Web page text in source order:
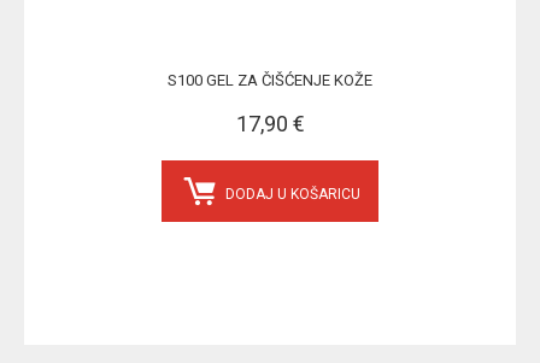
S100 GEL ZA ČIŠĆENJE KOŽE
17,90 €
DODAJ U KOŠARICU